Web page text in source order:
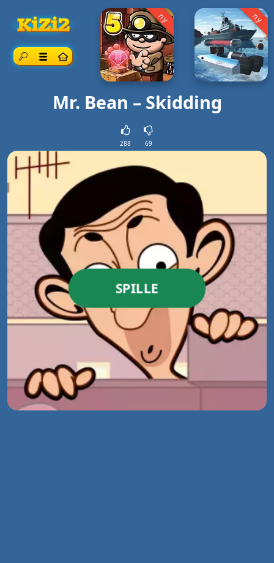
Søk Meny
ny ny
Mr. Bean – Skidding
288 69
SPILLE